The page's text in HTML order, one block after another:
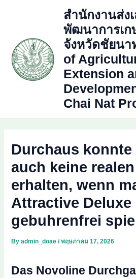
สำนักงานส่ง
พัฒนาการเก
จังหวัดชัยนา
of
Extension
Chai Nat
Durchaus
auch keine
erhalten, wenn
Attractive Deluxe
gebuhrenfrei
Byadmin_doae/พฤษภาคม 17, 2026
Das Novoline